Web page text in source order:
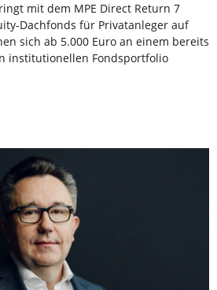
mit dem MPE Direct Return 7
Dachfonds für Privatanleger auf
sich ab 5.000 Euro an einem bereits
institutionellen Fondsportfolio